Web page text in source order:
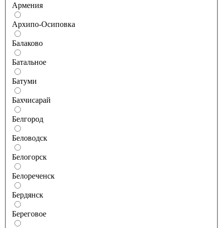
Армения
Архипо-Осиповка
Балаково
Батальное
Батуми
Бахчисарай
Белгород
Беловодск
Белогорск
Белореченск
Бердянск
Береговое